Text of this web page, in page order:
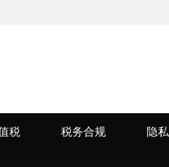
税 税务合规 隐